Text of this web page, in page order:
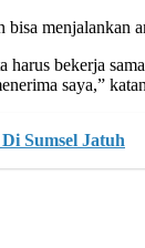
menjalankan
bekerja
saya,”
Sumsel Jatuh